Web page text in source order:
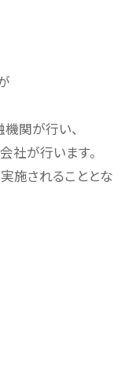
関が行い、
社が行います。
施されることとな